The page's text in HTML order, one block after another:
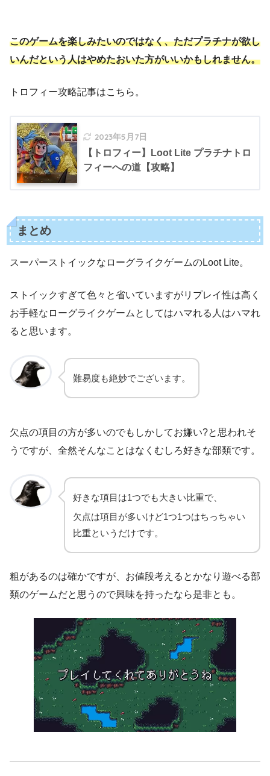
このゲームを楽しみたいのではなく、ただプラチナが欲し
いんだという人はやめたおいた方がいいかもしれません。
トロフィー攻略記事はこちら。
2023年5月7日
【トロフィー】Loot Lite プラチナトロ
フィーへの道【攻略】
まとめ
スーパーストイックなローグライクゲームのLoot Lite。
ストイックすぎて色々と省いていますがリプレイ性は高く
お手軽なローグライクゲームとしてはハマれる人はハマれ
ると思います。
難易度も絶妙でございます。
欠点の項目の方が多いのでもしかしてお嫌い?と思われそ
うですが、全然そんなことはなくむしろ好きな部類です。
好きな項目は1つでも大きい比重で、
欠点は項目が多いけど1つ1つはちっちゃい
比重というだけです。
粗があるのは確かですが、お値段考えるとかなり遊べる部
類のゲームだと思うので興味を持ったなら是非とも。